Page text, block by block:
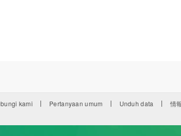
kami Pertanyaan umum Unduh data 情